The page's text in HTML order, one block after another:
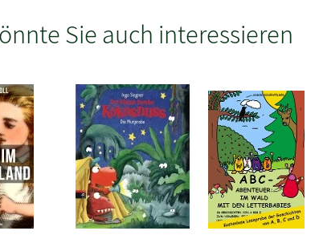
Sie auch interessieren